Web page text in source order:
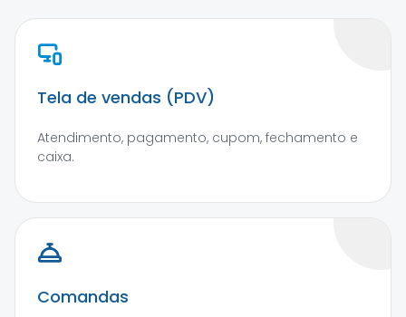
Tela de vendas (PDV)
Atendimento, pagamento, cupom, fechamento e
caixa.
Comandas